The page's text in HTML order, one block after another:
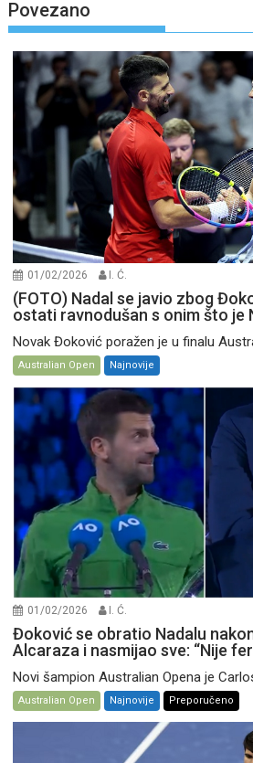
Povezano
01/02/2026 I. Ć.
(FOTO) Nadal se javio zbog
ostati ravnodušan s onim što je
Novak Đoković poražen je u finalu
Australian Open Najnovije
01/02/2026 I. Ć.
Đoković se obratio Nadalu
Alcaraza i nasmijao sve: “Nije
Novi šampion Australian Opena je
Australian Open Najnovije Preporučeno